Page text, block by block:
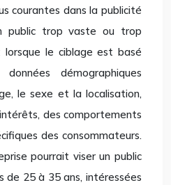
courantes dans la publicité
public trop vaste ou trop
lorsque le ciblage est basé
démographiques
le sexe et la localisation,
des comportements
des consommateurs.
pourrait viser un public
de 25 à 35 ans, intéressées